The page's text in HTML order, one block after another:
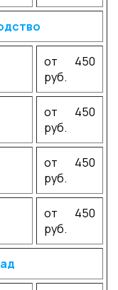
от 450
руб.
от 450
руб.
от 450
руб.
от 450
руб.